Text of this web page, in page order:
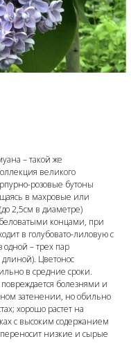
– такой же
великого
розовые бутоны
в махровые или
2,5см в диаметре)
концами, при
в голубовато-лиловую с
– трех пар
Цветонос
в средние сроки.
болезнями и
затенении, но обильно
хорошо растет на
с высоким содержанием
низкие и сырые